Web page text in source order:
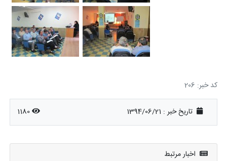
کد خبر: 206
تاریخ خبر : 1394/06/21 1180
اخبار مرتبط